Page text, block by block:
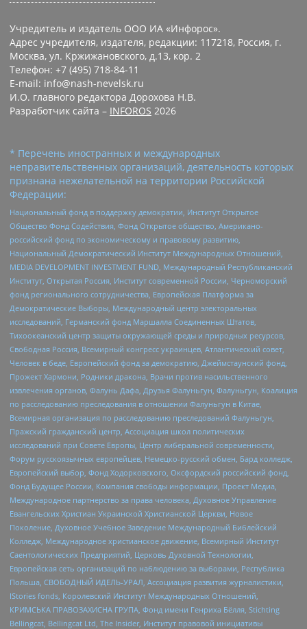
Учредитель и издатель ООО ИА «Инфорос».
Адрес учредителя, издателя, редакции: 117218, Россия, г.
Москва, ул. Кржижановского, д.13, кор. 2
Телефон: +7 (495) 718-84-11
E-mail: info@nash-nevelsk.ru
И.О. главного редактора Дорохова Н.В.
Разработчик сайта – INFOROS 2026
* Перечень иностранных и международных
неправительственных организаций, деятельность которых
признана нежелательной на территории Российской
Федерации:
Национальный фонд в поддержку демократии, Институт Открытое
Общество Фонд Содействия, Фонд Открытое общество, Американо-
российский фонд по экономическому и правовому развитию,
Национальный Демократический Институт Международных Отношений,
MEDIA DEVELOPMENT INVESTMENT FUND, Международный Республиканский
Институт, Открытая Россия, Институт современной России, Черноморский
фонд регионального сотрудничества, Европейская Платформа за
Демократические Выборы, Международный центр электоральных
исследований, Германский фонд Маршалла Соединенных Штатов,
Тихоокеанский центр защиты окружающей среды и природных ресурсов,
Свободная Россия, Всемирный конгресс украинцев, Атлантический совет,
Человек в беде, Европейский фонд за демократию, Джеймстаунский фонд,
Прожект Хармони, Родники дракона, Врачи против насильственного
извлечения органов, Фалунь Дафа, Друзья Фалуньгун, Фалуньгун, Коалиция
по расследованию преследования в отношении Фалуньгун в Китае,
Всемирная организация по расследованию преследований Фалуньгун,
Пражский гражданский центр, Ассоциация школ политических
исследований при Совете Европы, Центр либеральной современности,
Форум русскоязычных европейцев, Немецко-русский обмен, Бард колледж,
Европейский выбор, Фонд Ходорковского, Оксфордский российский фонд,
Фонд Будущее России, Компания свободы информации, Проект Медиа,
Международное партнерство за права человека, Духовное Управление
Евангельских Христиан Украинской Христианской Церкви, Новое
Поколение, Духовное Учебное Заведение Международный Библейский
Колледж, Международное христианское движение, Всемирный Институт
Саентологических Предприятий, Церковь Духовной Технологии,
Европейская сеть организаций по наблюдению за выборами, Республика
Польша, СВОБОДНЫЙ ИДЕЛЬ-УРАЛ, Ассоциация развития журналистики,
IStories fonds, Королевский Институт Международных Отношений,
КРИМСЬКА ПРАВОЗАХИСНА ГРУПА, Фонд имени Генриха Бёлля, Stichting
Bellingcat, Bellingcat Ltd, The Insider, Институт правовой инициативы